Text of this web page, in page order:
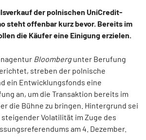
der polnischen UniCredit-
steht offenbar kurz bevor. Bereits im
die Käufer eine Einigung erzielen.
Bloombergunter Berufung
streben der polnische
ein Entwicklungsfonds eine
an, um die Transaktion bereits im
die Bühne zu bringen. Hintergrund sei
Volatilität im Zuge des
am 4. Dezember.